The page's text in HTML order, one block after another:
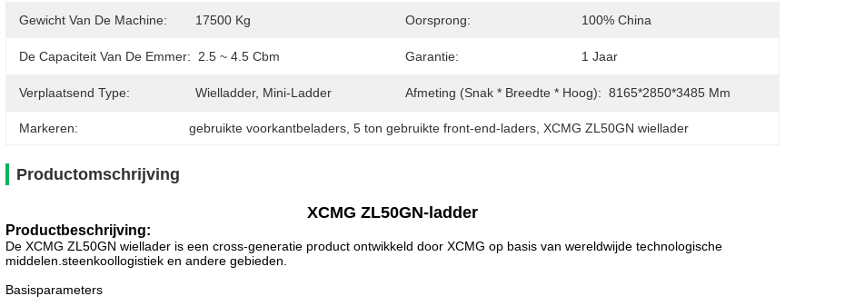
Gewicht Van De Machine: 17500 Kg Oorsprong: 100% China
De Capaciteit Van De Emmer: 2.5 ~ 4.5 Cbm Garantie: 1 Jaar
Verplaatsend Type: Wielladder, Mini-Ladder Afmeting (snak * Breedte * Hoog): 8165*2850*3485 Mm
Markeren: gebruikte voorkantbeladers , 5 ton gebruikte front-end-laders , XCMG ZL50GN wiellader
Productomschrijving
XCMG ZL50GN-ladder
Productbeschrijving:
De XCMG ZL50GN wiellader is een cross-generatie product ontwikkeld door XCMG op basis van wereldwijde technologische
middelen.steenkoollogistiek en andere gebieden.
Basisparameters